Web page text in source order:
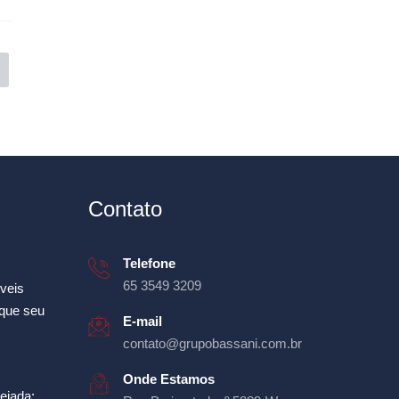
seu
Contato
Telefone
65 3549 3209
E-mail
contato@grupobassani.com.br
Onde Estamos